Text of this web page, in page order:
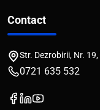
Contact
Str. Dezrobirii, Nr.
0721 635 532